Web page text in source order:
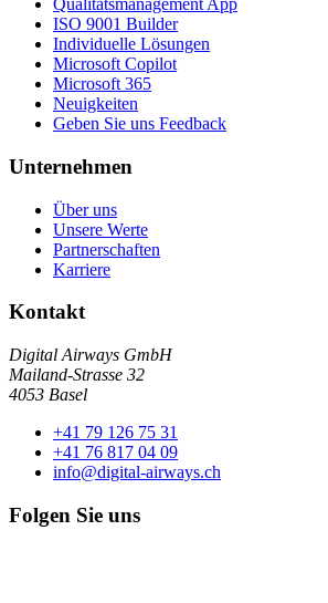
Qualitätsmanagement App
ISO 9001 Builder
Individuelle Lösungen
Microsoft Copilot
Microsoft 365
Neuigkeiten
Geben Sie uns Feedback
Unternehmen
Über uns
Unsere Werte
Partnerschaften
Karriere
Kontakt
Digital Airways GmbH
Mailand-Strasse 32
4053 Basel
+41 79 126 75 31
+41 76 817 04 09
info@digital-airways.ch
Folgen Sie uns